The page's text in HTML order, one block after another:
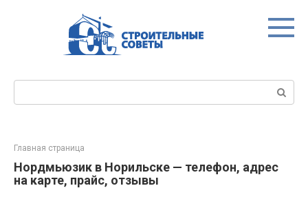
Главная страница
Нордмьюзик в Норильске — телефон, адрес
на карте, прайс, отзывы